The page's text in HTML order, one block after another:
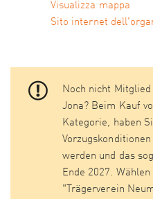
Visualizza mappa
Sito internet
Noch nicht Mitglied
Jona? Beim Kauf
Kategorie, haben
werden und das
Ende 2027.
"Trägerverein